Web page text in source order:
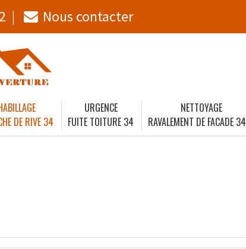
Nous contacter
DE RIVE 34
URGENCE
FUITE TOITURE 34
NETTOYAGE
RAVALEMENT DE FACADE 34